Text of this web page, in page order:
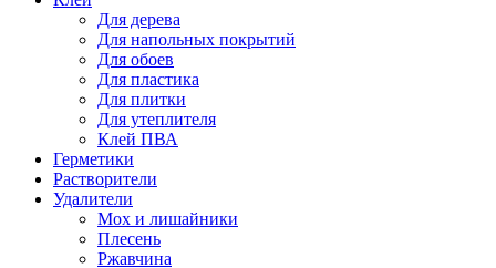
Для дерева
Для напольных покрытий
Для обоев
Для пластика
Для плитки
Для утеплителя
Клей ПВА
Герметики
Растворители
Удалители
Мох и лишайники
Плесень
Ржавчина